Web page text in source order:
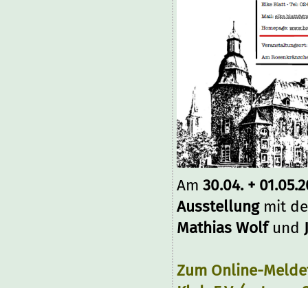
Am 30.04. +
Ausstellungmit
Mathias Wolf und
Zum Online-